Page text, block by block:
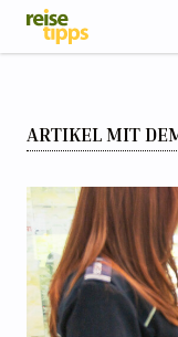
Skip to Content
ARTIKEL MIT